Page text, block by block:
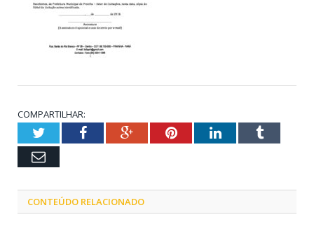
COMPARTILHAR:
TwitterFacebookGoogle+PinterestLinkedInTumblr
Email
CONTEÚDO RELACIONADO